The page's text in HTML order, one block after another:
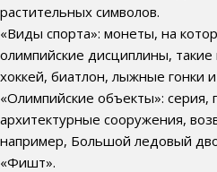
растительных символов.
«Виды спорта»: монеты, на
олимпийские дисциплины, такие
хоккей, биатлон, лыжные гонки
«Олимпийские объекты»: серия,
архитектурные сооружения,
например, Большой ледовый
«Фишт».